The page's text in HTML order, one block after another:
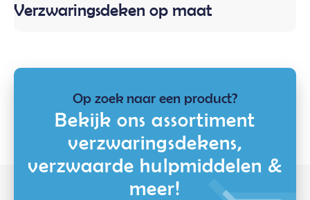
Verzwaringsdeken op maat
Op zoek naar een product?
Bekijk ons assortiment
verzwaringsdekens,
verzwaarde hulpmiddelen &
meer!